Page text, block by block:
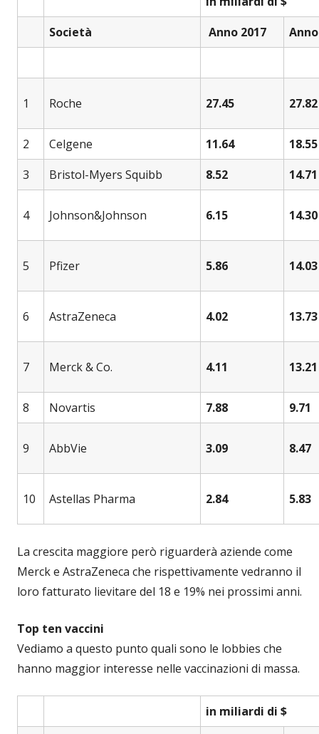
Società
Anno 2017
1 Roche 27.45 27.82
2 Celgene 11.64
18.55
3
Bristol-Myers Squibb 8.52 14.71
4 Johnson&Johnson 6.15 14.30
5 Pfizer 5.86 14.03
6 AstraZeneca 4.02 13.73
7 Merck & Co. 4.11 13.21
8 Novartis 7.88 9.71
9 AbbVie 3.09 8.47
10 Astellas Pharma 2.84 5.83
La crescita maggiore però riguarderà aziende come
Merck e AstraZeneca che rispettivamente vedranno il
loro fatturato lievitare del 18 e 19% nei prossimi anni.
Top ten vaccini
Vediamo a questo punto quali sono le lobbies che
hanno maggior interesse nelle vaccinazioni di massa.
in miliardi di $